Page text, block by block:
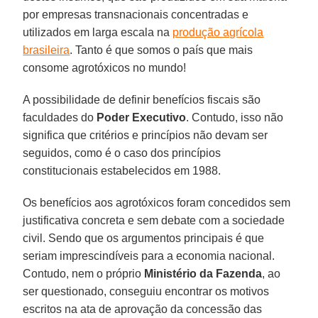
por empresas transnacionais concentradas e
utilizados em larga escala na produção agrícola
brasileira. Tanto é que somos o país que mais
consome agrotóxicos no mundo!
A possibilidade de definir benefícios fiscais são
faculdades do Poder Executivo. Contudo, isso não
significa que critérios e princípios não devam ser
seguidos, como é o caso dos princípios
constitucionais estabelecidos em 1988.
Os benefícios aos agrotóxicos foram concedidos sem
justificativa concreta e sem debate com a sociedade
civil. Sendo que os argumentos principais é que
seriam imprescindíveis para a economia nacional.
Contudo, nem o próprio Ministério da Fazenda, ao
ser questionado, conseguiu encontrar os motivos
escritos na ata de aprovação da concessão das